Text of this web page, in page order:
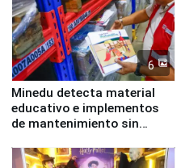
6
Minedu detecta material
educativo e implementos
de mantenimiento sin
la UGEL 2